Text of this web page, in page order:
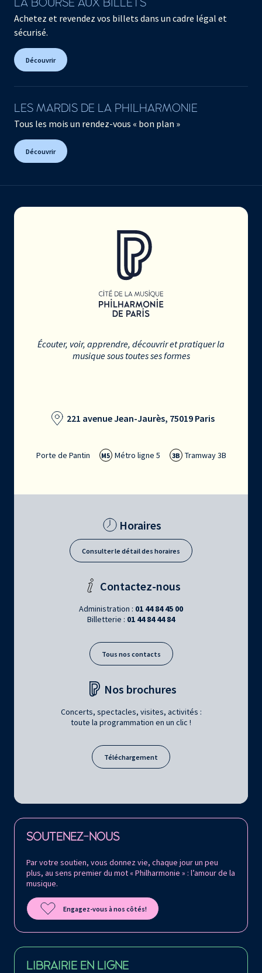
LA BOURSE AUX BILLETS
Achetez et revendez vos billets dans un cadre légal et
sécurisé.
Découvrir
LES MARDIS DE LA PHILHARMONIE
Tous les mois un rendez-vous « bon plan »
Découvrir
Écouter, voir, apprendre, découvrir et pratiquer la
musique sous toutes ses formes
221 avenue Jean-Jaurès, 75019 Paris
Porte de Pantin M5 Métro ligne 5 3B Tramway 3B
Horaires
Consulter le détail des horaires
Contactez-nous
Administration : 01 44 84 45 00
Billetterie : 01 44 84 44 84
Tous nos contacts
Nos brochures
Concerts, spectacles, visites, activités :
toute la programmation en un clic !
Téléchargement
SOUTENEZ-NOUS
Par votre soutien, vous donnez vie, chaque jour un peu
plus, au sens premier du mot « Philharmonie » : l’amour de la
musique.
Engagez-vous à nos côtés!
LIBRAIRIE EN LIGNE
Retrouvez la Philharmonie de Paris sur